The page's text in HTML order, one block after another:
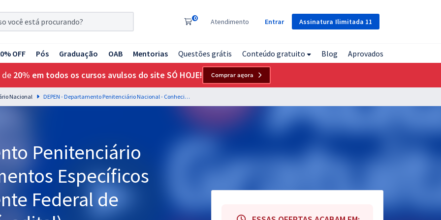
Assinatura Ilimitada 11
0 Atendimento Entrar
OFF Pós Graduação OAB Mentorias Questões grátis Conteúdo gratuito Blog Aprovados
de 20% em todos os cursos avulsos do site SÓ HOJE! Comprar agora
Nacional DEPEN - Departamento Penitenciário Nacional - Conhecimentos Específicos para o Cargo de Agente Federal de Execução Penal (Pré-edital)
Penitenciário
Específicos
Federal de